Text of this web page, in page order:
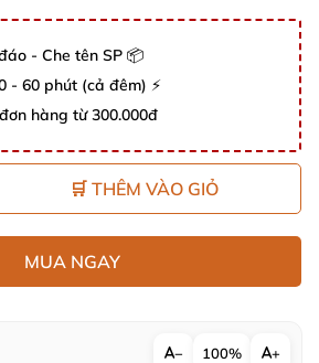
- Che tên SP 📦
- 60 phút (cả đêm) ⚡
hàng từ 300.000đ
🛒 THÊM VÀO GIỎ
MUA NGAY
− 100% +